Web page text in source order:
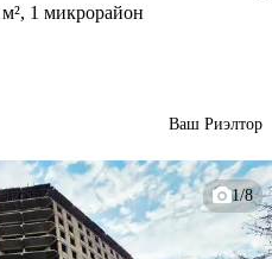
1 микрорайон
Ваш Риэлтор
1/8